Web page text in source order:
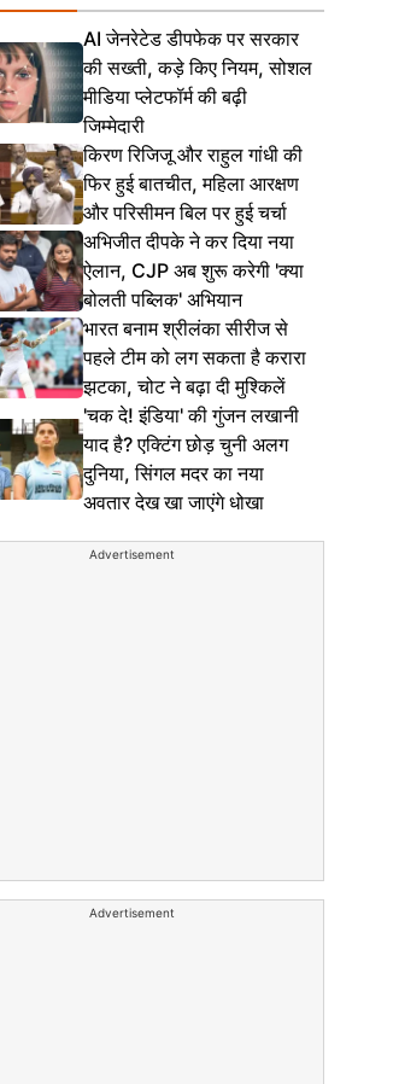
AI जेनरेटेड डीपफेक पर सरकार
की सख्ती, कड़े किए नियम, सोशल
मीडिया प्लेटफॉर्म की बढ़ी
जिम्मेदारी
किरण रिजिजू और राहुल गांधी की
फिर हुई बातचीत, महिला आरक्षण
और परिसीमन बिल पर हुई चर्चा
अभिजीत दीपके ने कर दिया नया
ऐलान, CJP अब शुरू करेगी 'क्या
बोलती पब्लिक' अभियान
भारत बनाम श्रीलंका सीरीज से
पहले टीम को लग सकता है करारा
झटका, चोट ने बढ़ा दी मुश्किलें
'चक दे! इंडिया' की गुंजन लखानी
याद है? एक्टिंग छोड़ चुनी अलग
दुनिया, सिंगल मदर का नया
अवतार देख खा जाएंगे धोखा
Advertisement
Advertisement